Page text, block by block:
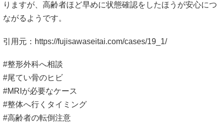
りますが、高齢者ほど早めに状態確認をしたほうが安心につ
ながるようです。
引用元： https://fujisawaseitai.com/cases/19_1/
#整形外科へ相談
#尾てい骨のヒビ
#MRIが必要なケース
#整体へ行くタイミング
#高齢者の転倒注意